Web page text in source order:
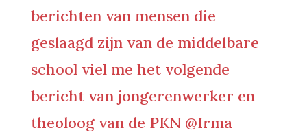
berichten van mensen die
geslaagd zijn van de middelbare
school viel me het volgende
bericht van jongerenwerker en
theoloog van de PKN @Irma